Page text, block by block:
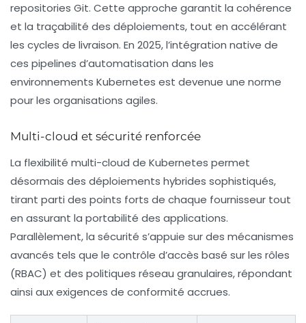
repositories Git. Cette approche garantit la cohérence
et la traçabilité des déploiements, tout en accélérant
les cycles de livraison. En 2025, l’intégration native de
ces pipelines d’automatisation dans les
environnements Kubernetes est devenue une norme
pour les organisations agiles.
Multi-cloud et sécurité renforcée
La flexibilité multi-cloud de Kubernetes permet
désormais des déploiements hybrides sophistiqués,
tirant parti des points forts de chaque fournisseur tout
en assurant la portabilité des applications.
Parallèlement, la sécurité s’appuie sur des mécanismes
avancés tels que le contrôle d’accès basé sur les rôles
(RBAC) et des politiques réseau granulaires, répondant
ainsi aux exigences de conformité accrues.